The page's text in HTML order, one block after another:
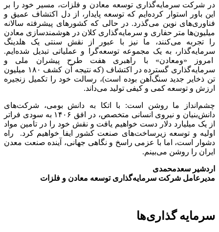
در شرکت سرمایه‌گذاری توسعه معادن و فلزات، مسیر خود را بر
این باور استوار کرده‌ایم که توسعه پایدار، از دل اکتشاف عمیق و
فناوری‌های نوین می‌گذرد. در حالی که کشورهای پیشرفته سالانه
میلیون‌ها متر حفاری و سرمایه‌گذاری کلان در هوشمندسازی معادن
را تجربه می‌کنند، ما نیز با عبور از نقش سنتی یک هلدینگ
سرمایه‌گذار، به یک مجموعه توسعه‌گرا و عملیاتی تبدیل شده‌ایم.
امروز «ومعادن» با راهبری هفت طرح پیشران ملی و
سرمایه‌گذاری گسترده در اکتشاف (که نتیجه آن کشف ۱۸۰ میلیون
تن ذخایر جدید سنگ‌آهن بوده است)، رسالت خود را تکمیل زنجیره
ارزش و توسعه کمی و کیفی تولید می‌داند.
چشم‌انداز ما روشن است: با اتکا به دانش بومی، شرکت‌های
دانش‌بنیان و نیروی انسانی متخصص، در افق ۱۴۰۶ به سودی فراتر
از یک میلیارد دلار دست خواهیم یافت و نقش خود را در تامین مواد
اولیه و توسعه زیرساخت‌های صنعت کشور ایفا خواهیم کرد. راه
دشوار است، اما با عزمی راسخ و نگاهی جهانی، آینده صنعت معدن
ایران را روشن می‌بینم.
اردشیر سعدمحمدی
مدیرعامل شرکت سرمایه‌گذاری توسعه معادن و فلزات
سرمایه گذاری‌ها